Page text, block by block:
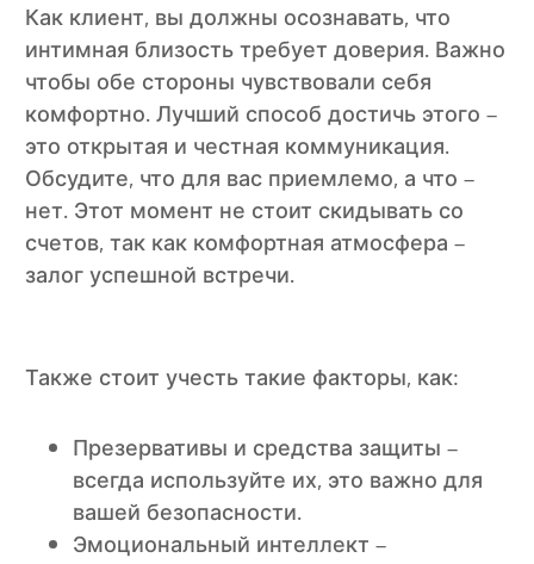
Как клиент, вы должны осознавать, что
интимная близость требует доверия. Важно
чтобы обе стороны чувствовали себя
комфортно. Лучший способ достичь этого –
это открытая и честная коммуникация.
Обсудите, что для вас приемлемо, а что –
нет. Этот момент не стоит скидывать со
счетов, так как комфортная атмосфера –
залог успешной встречи.
Также стоит учесть такие факторы, как:
Презервативы и средства защиты –
всегда используйте их, это важно для
вашей безопасности.
Эмоциональный интеллект –